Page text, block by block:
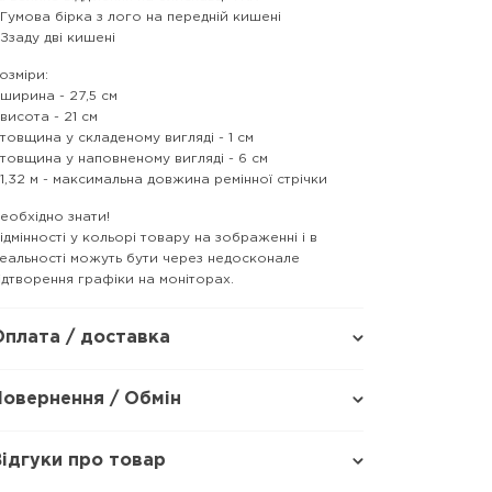
бірка з лого на передній кишені
дві кишені
- 27,5 см
- 21 см
у складеному вигляді - 1 см
у наповненому вигляді - 6 см
м - максимальна довжина ремінної стрічки
знати!
у кольорі товару на зображенні і в
можуть бути через недосконале
графіки на моніторах.
/ доставка
/ Обмін
про товар